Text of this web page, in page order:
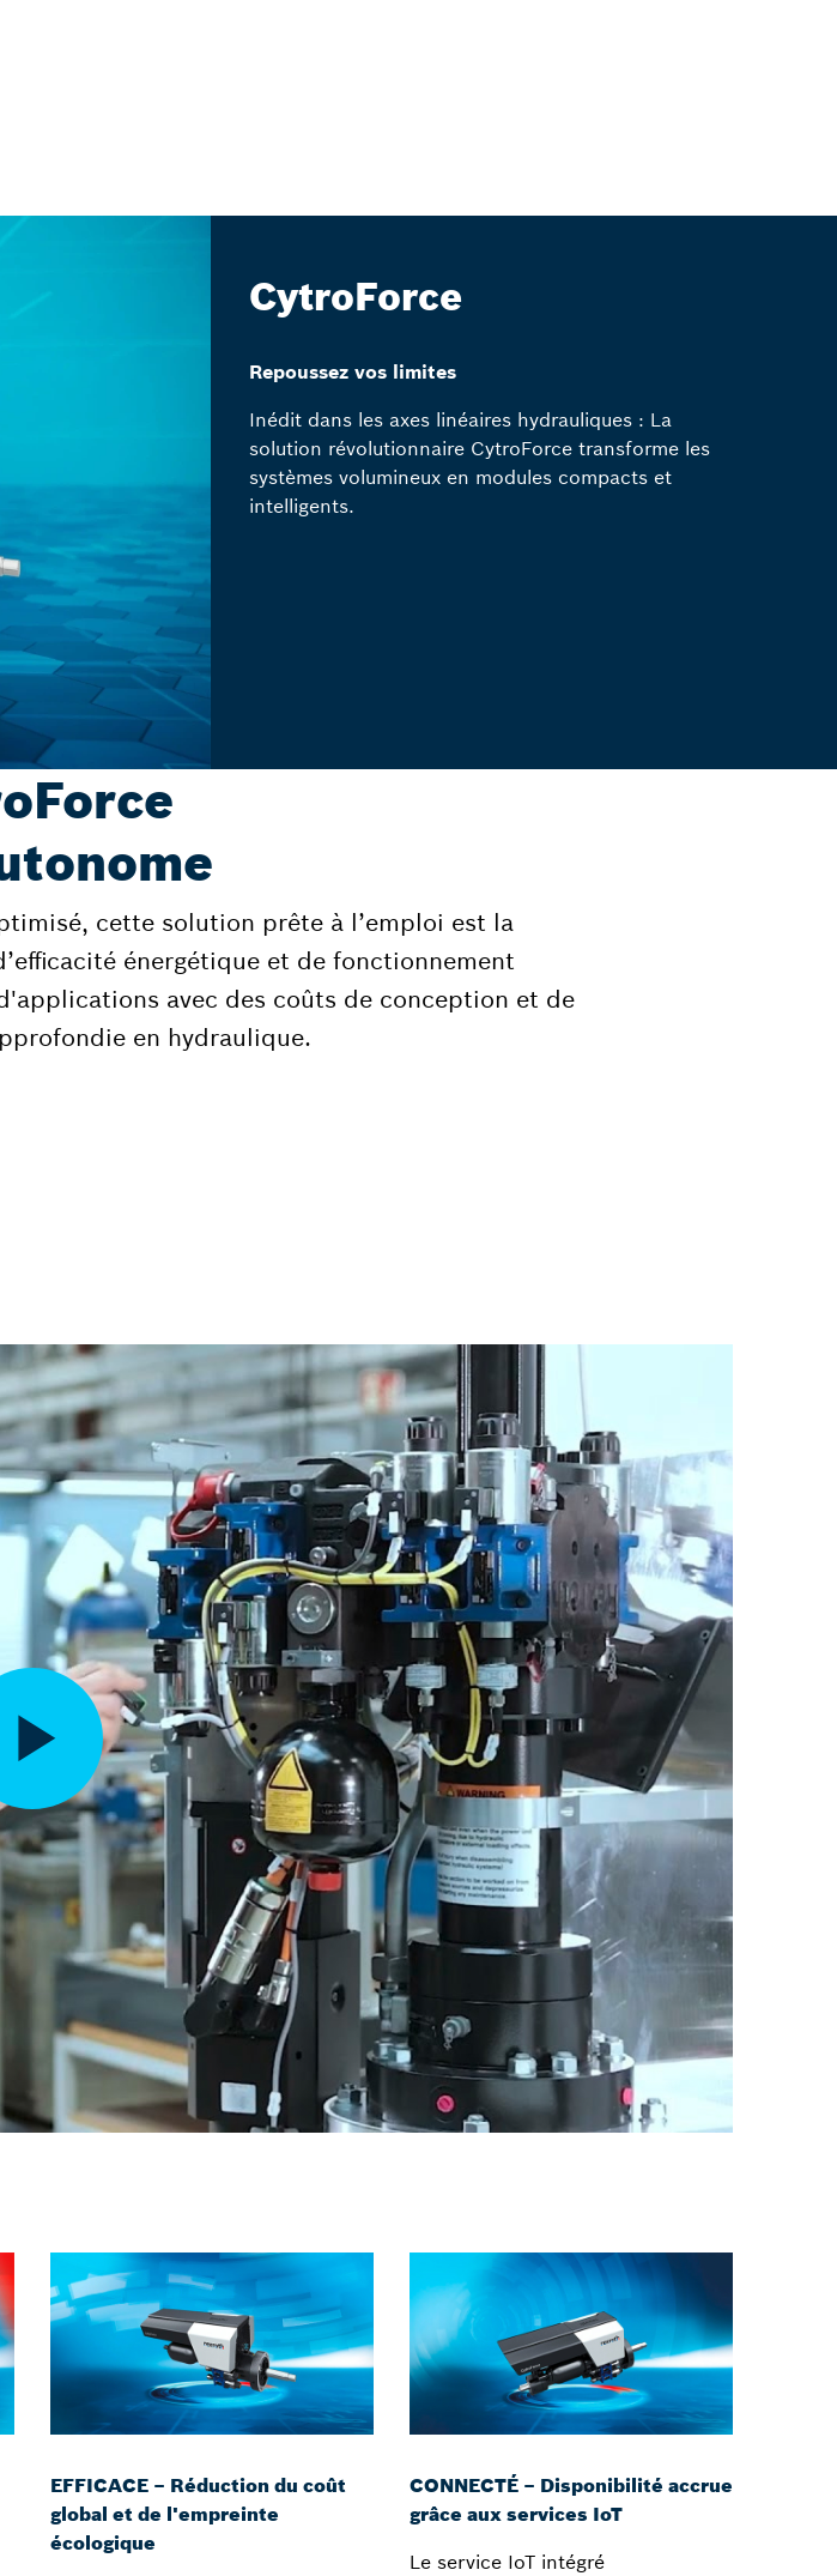
CytroForce
Repoussez vos limites
Inédit dans les axes linéaires hydrauliques : La
solution révolutionnaire CytroForce transforme les
systèmes volumineux en modules compacts et
intelligents.
cette solution prête à l’emploi est la
énergétique et de fonctionnement
avec des coûts de conception et de
en hydraulique.
EFFICACE – Réduction du coût
global et de l'empreinte
écologique
CONNECTÉ – Disponibilité accrue
grâce aux services IoT
Le service IoT intégré